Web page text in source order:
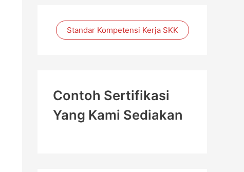
Standar Kompetensi Kerja SKK
Contoh Sertifikasi
Yang Kami Sediakan